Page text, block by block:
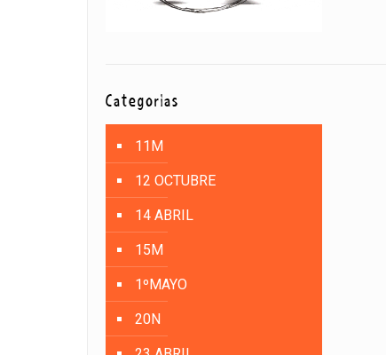
Categorías
11M
12 OCTUBRE
14 ABRIL
15M
1ºMAYO
20N